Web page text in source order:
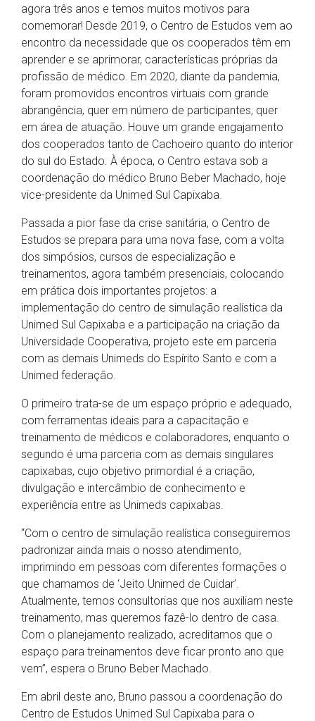
agora três anos e temos muitos motivos para
comemorar! Desde 2019, o Centro de Estudos vem ao
encontro da necessidade que os cooperados têm em
aprender e se aprimorar, características próprias da
profissão de médico. Em 2020, diante da pandemia,
foram promovidos encontros virtuais com grande
abrangência, quer em número de participantes, quer
em área de atuação. Houve um grande engajamento
dos cooperados tanto de Cachoeiro quanto do interior
do sul do Estado. À época, o Centro estava sob a
coordenação do médico Bruno Beber Machado, hoje
vice-presidente da Unimed Sul Capixaba.
Passada a pior fase da crise sanitária, o Centro de
Estudos se prepara para uma nova fase, com a volta
dos simpósios, cursos de especialização e
treinamentos, agora também presenciais, colocando
em prática dois importantes projetos: a
implementação do centro de simulação realística da
Unimed Sul Capixaba e a participação na criação da
Universidade Cooperativa, projeto este em parceria
com as demais Unimeds do Espírito Santo e com a
Unimed federação.
O primeiro trata-se de um espaço próprio e adequado,
com ferramentas ideais para a capacitação e
treinamento de médicos e colaboradores, enquanto o
segundo é uma parceria com as demais singulares
capixabas, cujo objetivo primordial é a criação,
divulgação e intercâmbio de conhecimento e
experiência entre as Unimeds capixabas.
“Com o centro de simulação realística conseguiremos
padronizar ainda mais o nosso atendimento,
imprimindo em pessoas com diferentes formações o
que chamamos de ‘Jeito Unimed de Cuidar’.
Atualmente, temos consultorias que nos auxiliam neste
treinamento, mas queremos fazê-lo dentro de casa.
Com o planejamento realizado, acreditamos que o
espaço para treinamentos deve ficar pronto ano que
vem”, espera o Bruno Beber Machado.
Em abril deste ano, Bruno passou a coordenação do
Centro de Estudos Unimed Sul Capixaba para o